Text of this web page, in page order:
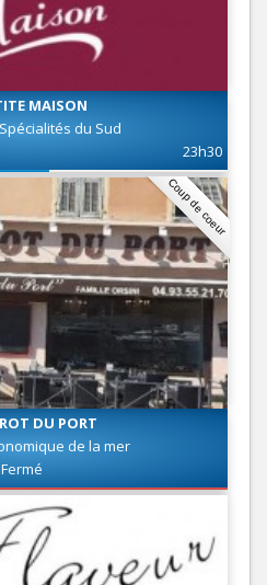
MAISON
du Sud
23h30
Coup de coeur
DU PORT
de la mer
Fermé